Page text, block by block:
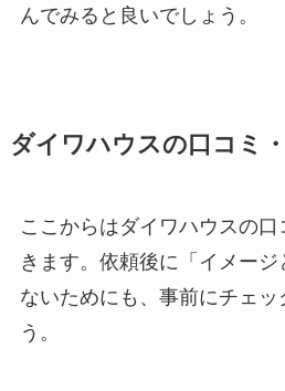
んでみると良いでしょう。
ダイワハウスの口コミ
ここからはダイワハウスの
きます。依頼後に「イメー
ないためにも、事前にチェッ
う。